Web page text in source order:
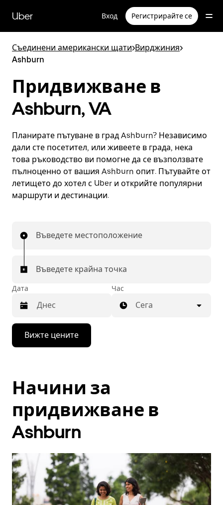
към
основното
съдържание
Uber Вход Регистрирайте се
Съединени американски щати>Вирджиния>
Ashburn
Придвижване в
Ashburn, VA
Планирате пътуване в град Ashburn? Независимо
дали сте посетител, или живеете в града, нека
това ръководство ви помогне да се възползвате
пълноценно от вашия Ashburn опит. Пътувайте от
летището до хотел с Uber и открийте популярни
маршрути и дестинации.
Въведете местоположение
Въведете крайна точка
Дата
Натиснете
бутона
със
да
използвате
и
изберете
дата.
бутона
Escape,
за
да
затворите
календара.
Час
Сега
Вижте цените
Начини за
придвижване в
Ashburn